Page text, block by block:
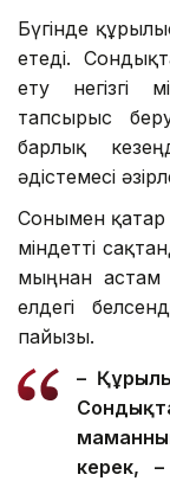
Бүгінде
етеді.
ету негізгі
тапсырыс
барлық
әдістемесі
Сонымен қатар
міндетті
мыңнан астам
елдегі
пайызы.
–
керек,